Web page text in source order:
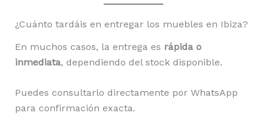
¿Cuánto tardáis en entregar los muebles en Ibiza?
En muchos casos, la entrega es rápida o
inmediata, dependiendo del stock disponible.
Puedes consultarlo directamente por WhatsApp
para confirmación exacta.